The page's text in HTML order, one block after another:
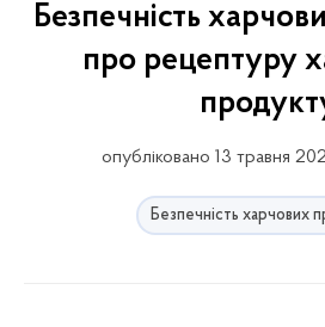
Безпечність
про рецептуру
опубліковано 13 травня
Безпечність харчових